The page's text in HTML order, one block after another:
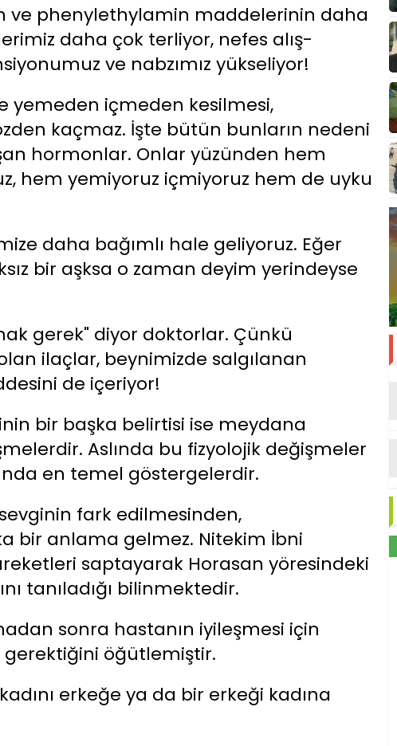
ve phenylethylamin maddelerinin daha
daha çok terliyor, nefes alış-
ve nabzımız yükseliyor!
yemeden içmeden kesilmesi,
kaçmaz. İşte bütün bunların nedeni
hormonlar. Onlar yüzünden hem
hem yemiyoruz içmiyoruz hem de uyku
daha bağımlı hale geliyoruz. Eğer
bir aşksa o zaman deyim yerindeyse
gerek" diyor doktorlar. Çünkü
ilaçlar, beynimizde salgılanan
de içeriyor!
bir başka belirtisi ise meydana
Aslında bu fizyolojik değişmeler
en temel göstergelerdir.
fark edilmesinden,
bir anlama gelmez. Nitekim İbni
saptayarak Horasan yöresindeki
tanıladığı bilinmektedir.
sonra hastanın iyileşmesi için
gerektiğini öğütlemiştir.
erkeğe ya da bir erkeği kadına